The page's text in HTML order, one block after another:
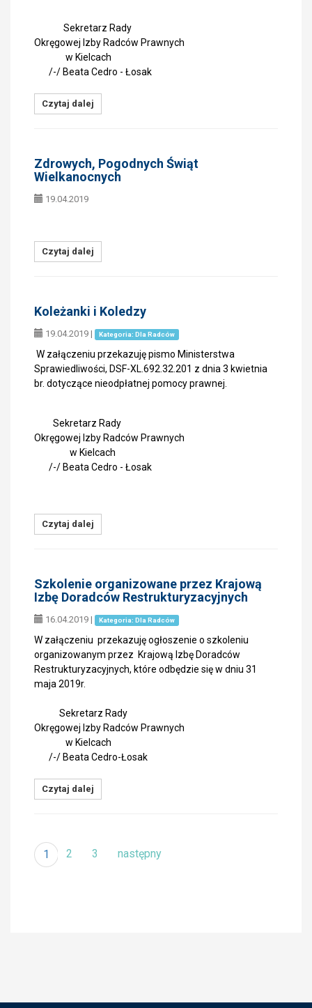
Sekretarz Rady
Okręgowej Izby Radców Prawnych
w Kielcach
/-/ Beata Cedro - Łosak
Czytaj dalej
Zdrowych, Pogodnych Świąt
Wielkanocnych
19.04.2019
Czytaj dalej
Koleżanki i Koledzy
19.04.2019 | Kategoria: Dla Radców
W załączeniu przekazuję pismo Ministerstwa
Sprawiedliwości, DSF-XL.692.32.201 z dnia 3 kwietnia
br. dotyczące nieodpłatnej pomocy prawnej.
Sekretarz Rady
Okręgowej Izby Radców Prawnych
w Kielcach
/-/ Beata Cedro - Łosak
Czytaj dalej
Szkolenie organizowane przez Krajową
Izbę Doradców Restrukturyzacyjnych
16.04.2019 | Kategoria: Dla Radców
W załączeniu przekazuję ogłoszenie o szkoleniu
organizowanym przez Krajową Izbę Doradców
Restrukturyzacyjnych, które odbędzie się w dniu 31
maja 2019r.
Sekretarz Rady
Okręgowej Izby Radców Prawnych
w Kielcach
/-/ Beata Cedro-Łosak
Czytaj dalej
1 2 3 następny